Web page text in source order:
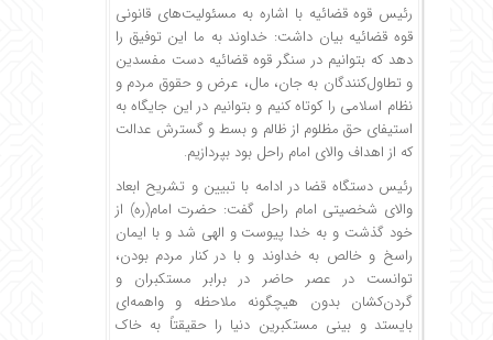
رئیس قوه قضائیه با اشاره به مسئولیت‌های قانونی
قوه قضائیه بیان داشت: خداوند به ما این توفیق را
دهد که بتوانیم در سنگر قوه‌ قضائیه دست مفسدین
و تطاول‌کنندگان به جان، مال، عرض و حقوق مردم و
نظام اسلامی را کوتاه کنیم و بتوانیم در این جایگاه به
استیفای حق مظلوم از ظالم و بسط و گسترش عدالت
که از اهداف والای امام راحل بود بپردازیم.
رئیس دستگاه قضا در ادامه با تبیین و تشریح ابعاد
والای شخصیتی امام راحل گفت: حضرت امام(ره) از
خود گذشت و به خدا پیوست و الهی شد و با ایمان
راسخ و خالص به خداوند و با در کنار مردم بودن،
توانست در عصر حاضر در برابر مستکبران و
گردن‌کشان بدون هیچگونه ملاحظه و واهمه‌ای
بایستد و بینی مستکبرین دنیا را حقیقتاً به خاک